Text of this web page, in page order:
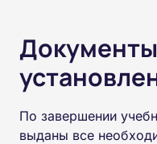
Документы
По завершении
выданы все